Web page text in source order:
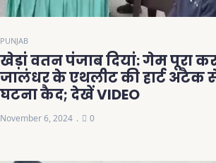
PUNJAB
खेड़ां वतन पंजाब दियां: गेम पूरा
जालंधर के एथलीट की हार्ट अटैक
घटना कैद; देखें VIDEO
November 6, 2024 0